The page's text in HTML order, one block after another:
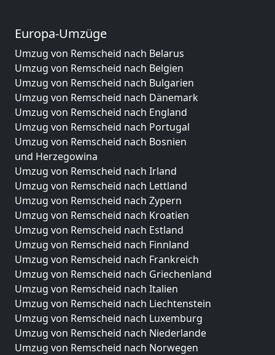
Europa-Umzüge
Umzug von Remscheid nach Belarus
Umzug von Remscheid nach Belgien
Umzug von Remscheid nach Bulgarien
Umzug von Remscheid nach Dänemark
Umzug von Remscheid nach England
Umzug von Remscheid nach Portugal
Umzug von Remscheid nach Bosnien
und Herzegowina
Umzug von Remscheid nach Irland
Umzug von Remscheid nach Lettland
Umzug von Remscheid nach Zypern
Umzug von Remscheid nach Kroatien
Umzug von Remscheid nach Estland
Umzug von Remscheid nach Finnland
Umzug von Remscheid nach Frankreich
Umzug von Remscheid nach Griechenland
Umzug von Remscheid nach Italien
Umzug von Remscheid nach Liechtenstein
Umzug von Remscheid nach Luxemburg
Umzug von Remscheid nach Niederlande
Umzug von Remscheid nach Norwegen